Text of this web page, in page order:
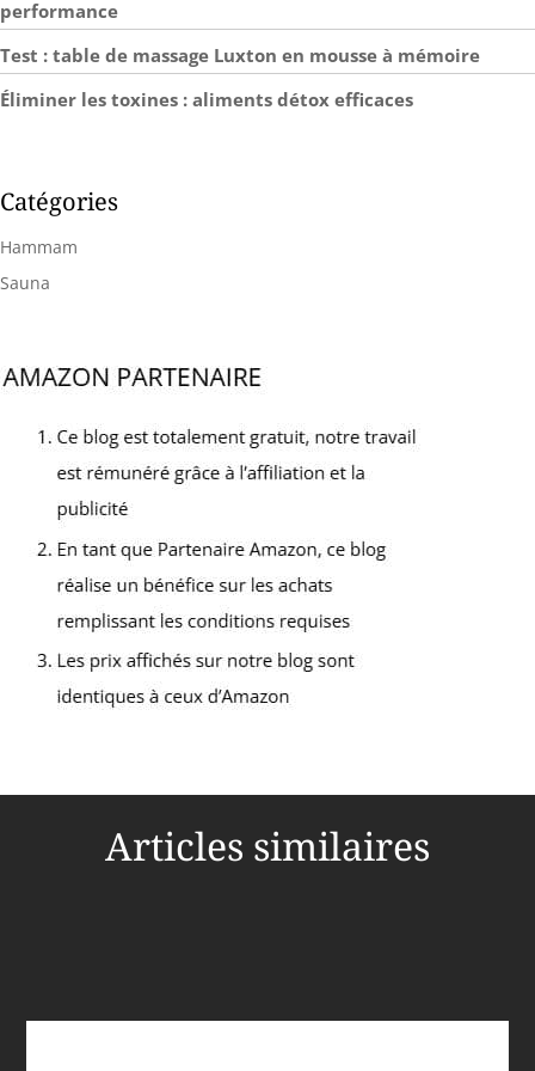
performance
Test : table de massage Luxton en mousse à mémoire
Éliminer les toxines : aliments détox efficaces
Catégories
Hammam
Sauna
Articles similaires